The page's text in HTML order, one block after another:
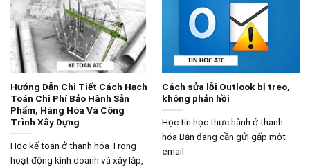
Hướng Dẫn Chi Tiết Cách Hạch
Toán Chi Phí Bảo Hành Sản
Phẩm, Hàng Hóa Và Công
Trình Xây Dựng
Học kế toán ở thanh hóa Trong
hoạt động kinh doanh và xây lắp,
Cách sửa lỗi Outlook bị treo,
không phản hồi
Học tin học thực hành ở thanh
hóa Bạn đang cần gửi gấp một
email